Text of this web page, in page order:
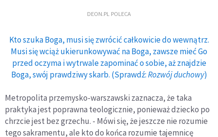
DEON.PL POLECA
Kto szuka Boga, musi się zwrócić całkowicie do wewnątrz.
Musi się wciąż ukierunkowywać na Boga, zawsze mieć Go
przed oczyma i wytrwale zapominać o sobie, aż znajdzie
Boga, swój prawdziwy skarb. (Sprawdź:Rozwój duchowy)
Metropolita przemysko-warszawski zaznacza, że taka
praktyka jest poprawna teologicznie, ponieważ dziecko po
chrzcie jest bez grzechu. - Mówi się, że jeszcze nie rozumie
tego sakramentu, ale kto do końca rozumie tajemnicę